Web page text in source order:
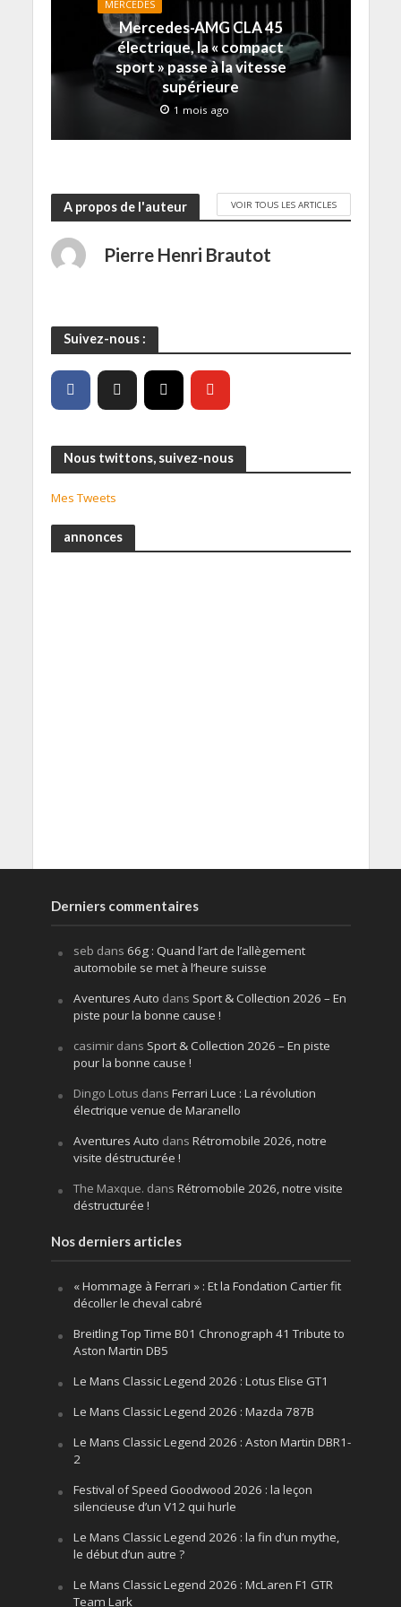
MERCEDES
Mercedes-AMG CLA 45
électrique, la « compact
sport » passe à la vitesse
supérieure
1 mois ago
A propos de l'auteur VOIR TOUS LES ARTICLES
Pierre Henri Brautot
Suivez-nous :
Nous twittons, suivez-nous
Mes Tweets
annonces
Derniers commentaires
seb dans 66g : Quand l’art de l’allègement
automobile se met à l’heure suisse
Aventures Auto dans Sport & Collection 2026 – En
piste pour la bonne cause !
casimirdans Sport & Collection 2026 – En piste
pour la bonne cause !
Dingo Lotus dans Ferrari Luce : La révolution
électrique venue de Maranello
Aventures Auto dans Rétromobile 2026, notre
visite déstructurée !
The Maxque. dans Rétromobile 2026, notre visite
déstructurée !
Nos derniers articles
« Hommage à Ferrari » : Et la Fondation Cartier fit
décoller le cheval cabré
Breitling Top Time B01 Chronograph 41 Tribute to
Aston Martin DB5
Le Mans Classic Legend 2026 : Lotus Elise GT1
Le Mans Classic Legend 2026 : Mazda 787B
Le Mans Classic Legend 2026 : Aston Martin DBR1-
2
Festival of Speed Goodwood 2026 : la leçon
silencieuse d’un V12 qui hurle
Le Mans Classic Legend 2026 : la fin d’un mythe,
le début d’un autre ?
Le Mans Classic Legend 2026 : McLaren F1 GTR
Team Lark